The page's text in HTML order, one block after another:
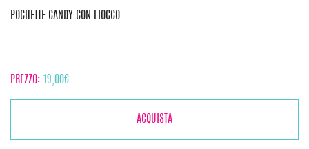
POCHETTE CANDY CON FIOCCO
PREZZO: 19,00€
ACQUISTA